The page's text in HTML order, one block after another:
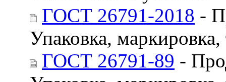
ГОСТ 26791-2018 -
Упаковка,
ГОСТ 26791-89 -